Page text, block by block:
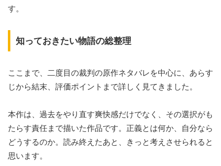
す。
知っておきたい物語の総整理
ここまで、二度目の裁判の原作ネタバレを中心に、あらす
じから結末、評価ポイントまで詳しく見てきました。
本作は、過去をやり直す爽快感だけでなく、その選択がも
たらす責任まで描いた作品です。正義とは何か、自分なら
どうするのか。読み終えたあと、きっと考えさせられると
思います。